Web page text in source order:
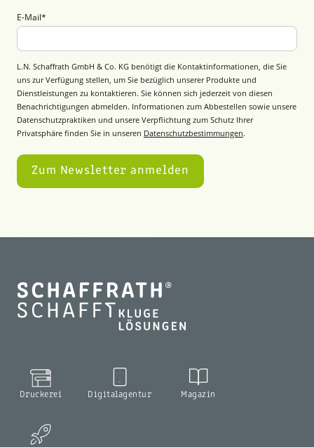
E-Mail*
L.N. Schaffrath GmbH & Co. KG benötigt die Kontaktinformationen, die Sie
uns zur Verfügung stellen, um Sie bezüglich unserer Produkte und
Dienstleistungen zu kontaktieren. Sie können sich jederzeit von diesen
Benachrichtigungen abmelden. Informationen zum Abbestellen sowie unsere
Datenschutzpraktiken und unsere Verpflichtung zum Schutz Ihrer
Privatsphäre finden Sie in unseren Datenschutzbestimmungen.
Druckerei Digitalagentur Magazin